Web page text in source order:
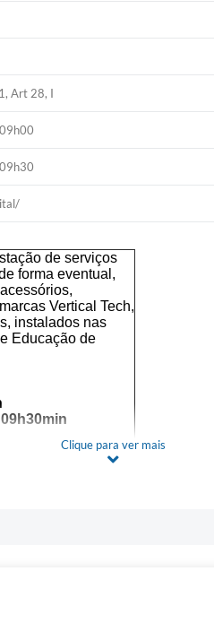
Art 28, I
de serviços
forma eventual,
Vertical Tech,
instalados nas
Educação de
ficarão
Clique para ver mais